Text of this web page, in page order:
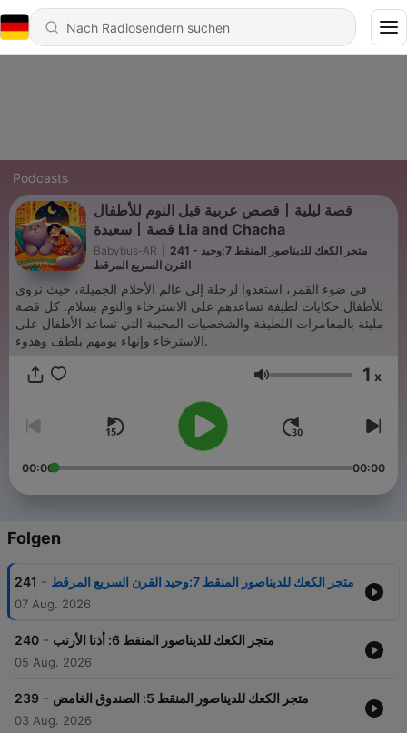
Podcasts
قصص عربية قبل النوم للأطفال丨قصة ليلية
سعيدة丨قصة Lia and Chacha
Babybus-AR
241 - متجر الكعك للديناصور المنقط 7:وحيد
القرن السريع المرقط
في ضوء القمر، استعدوا لرحلة إلى عالم الأحلام الجميلة، حيث نروي
للأطفال حكايات لطيفة تساعدهم على الاسترخاء والنوم بسلام. كل قصة
مليئة بالمغامرات اللطيفة والشخصيات المحببة التي تساعد الأطفال على
الاسترخاء وإنهاء يومهم بلطف وهدوء.
Lautstärke 1 x
00:00 00:00
Folgen
241 - متجر الكعك للديناصور المنقط 7:وحيد القرن السريع المرقط
07 Aug. 2026
240 - متجر الكعك للديناصور المنقط 6: أذنا الأرنب
05 Aug. 2026
239 - متجر الكعك للديناصور المنقط 5: الصندوق الغامض
03 Aug. 2026